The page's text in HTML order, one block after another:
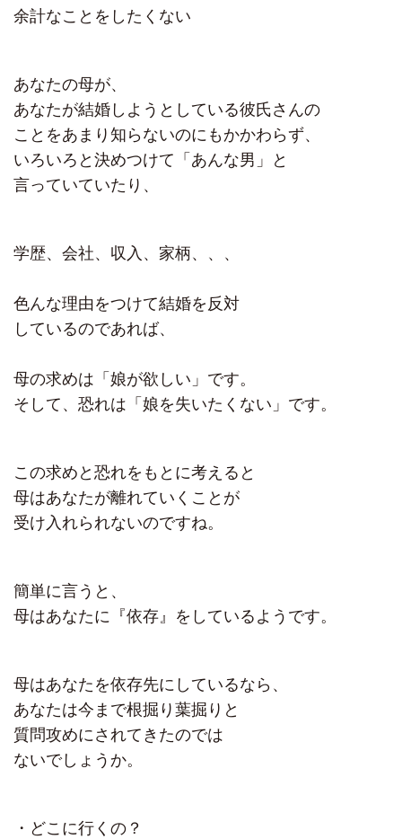
余計なことをしたくない
あなたの母が、
あなたが結婚しようとしている彼氏さんの
ことをあまり知らないのにもかかわらず、
いろいろと決めつけて「あんな男」と
言っていていたり、
学歴、会社、収入、家柄、、、
色んな理由をつけて結婚を反対
しているのであれば、
母の求めは「娘が欲しい」です。
そして、恐れは「娘を失いたくない」です。
この求めと恐れをもとに考えると
母はあなたが離れていくことが
受け入れられないのですね。
簡単に言うと、
母はあなたに『依存』をしているようです。
母はあなたを依存先にしているなら、
あなたは今まで根掘り葉掘りと
質問攻めにされてきたのでは
ないでしょうか。
・どこに行くの？